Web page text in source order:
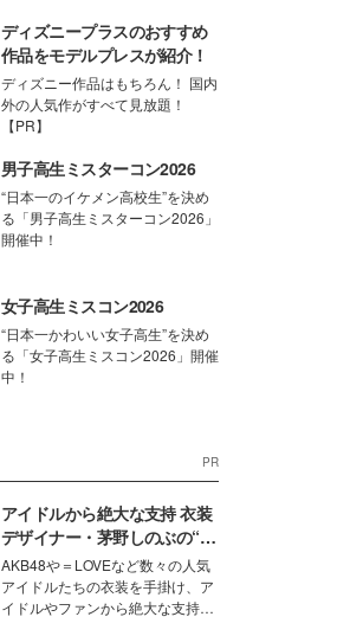
ディズニープラスのおすすめ
作品をモデルプレスが紹介！
ディズニー作品はもちろん！ 国内
外の人気作がすべて見放題！
【PR】
男子高生ミスターコン2026
“日本一のイケメン高校生”を決め
る「男子高生ミスターコン2026」
開催中！
女子高生ミスコン2026
“日本一かわいい女子高生”を決め
る「女子高生ミスコン2026」開催
中！
PR
アイドルから絶大な支持 衣装
デザイナー・茅野しのぶの“可
愛い”を作る美学＜「シチズン
クロスシー」インタビュー＞
AKB48や＝LOVEなど数々の人気
アイドルたちの衣装を手掛け、ア
イドルやファンから絶大な支持を